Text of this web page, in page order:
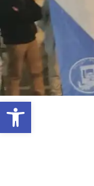
פתח